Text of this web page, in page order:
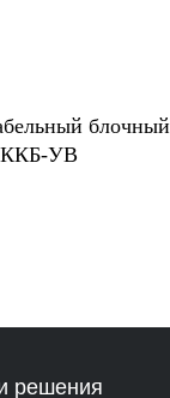
блочный
ККБ-УВ
решения